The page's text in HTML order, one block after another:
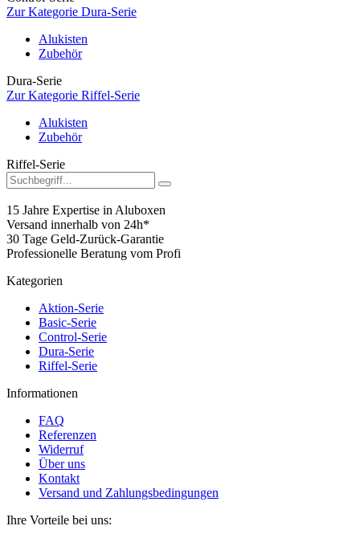
Zur Kategorie Dura-Serie
Alukisten
Zubehör
Dura-Serie
Zur Kategorie Riffel-Serie
Alukisten
Zubehör
Riffel-Serie
15 Jahre Expertise in Aluboxen
Versand innerhalb von 24h*
30 Tage Geld-Zurück-Garantie
Professionelle Beratung vom Profi
Kategorien
Aktion-Serie
Basic-Serie
Control-Serie
Dura-Serie
Riffel-Serie
Informationen
FAQ
Referenzen
Widerruf
Über uns
Kontakt
Versand und Zahlungsbedingungen
Ihre Vorteile bei uns: